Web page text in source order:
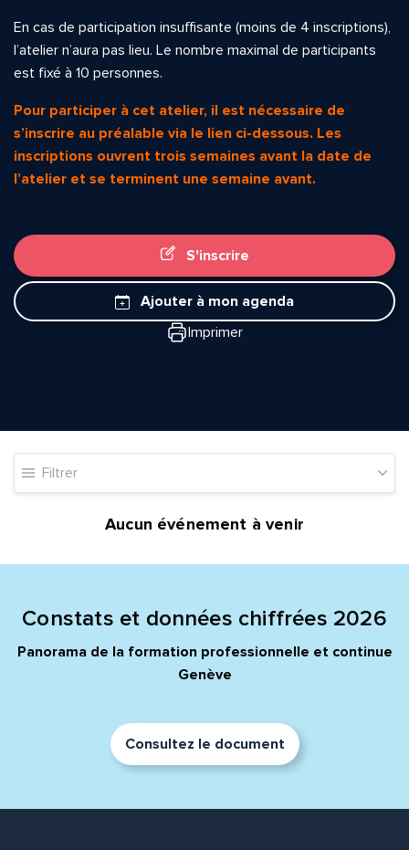
En cas de participation insuffisante (moins de 4 inscriptions),
l’atelier n’aura pas lieu. Le nombre maximal de participants
est fixé à 10 personnes.
Pour participer à cet atelier, il est nécessaire de
s’inscrire au préalable via le lien ci-dessous. Les
inscriptions ouvrent trois semaines avant la date de
l’atelier et se terminent une semaine avant.
S'inscrire
Ajouter à mon agenda
Imprimer
Filtrer
Aucun événement à venir
Constats et données chiffrées 2026
Panorama de la formation professionnelle et continue
Genève
Consultez le document
Adresse e-mail*
Message*
Commentaire*